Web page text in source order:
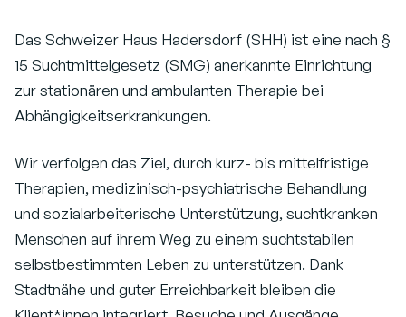
Das Schweizer Haus Hadersdorf (SHH) ist eine nach §
15 Suchtmittelgesetz (SMG) anerkannte Einrichtung
zur stationären und ambulanten Therapie bei
Abhängigkeitserkrankungen.
Wir verfolgen das Ziel, durch kurz- bis mittelfristige
Therapien, medizinisch-psychiatrische Behandlung
und sozialarbeiterische Unterstützung, suchtkranken
Menschen auf ihrem Weg zu einem suchtstabilen
selbstbestimmten Leben zu unterstützen. Dank
Stadtnähe und guter Erreichbarkeit bleiben die